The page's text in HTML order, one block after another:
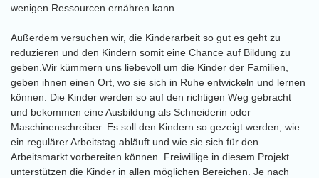
wenigen Ressourcen ernähren kann.
Außerdem versuchen wir, die Kinderarbeit so gut es geht zu
reduzieren und den Kindern somit eine Chance auf Bildung zu
geben.Wir kümmern uns liebevoll um die Kinder der Familien,
geben ihnen einen Ort, wo sie sich in Ruhe entwickeln und lernen
können. Die Kinder werden so auf den richtigen Weg gebracht
und bekommen eine Ausbildung als Schneiderin oder
Maschinenschreiber. Es soll den Kindern so gezeigt werden, wie
ein regulärer Arbeitstag abläuft und wie sie sich für den
Arbeitsmarkt vorbereiten können. Freiwillige in diesem Projekt
unterstützen die Kinder in allen möglichen Bereichen. Je nach